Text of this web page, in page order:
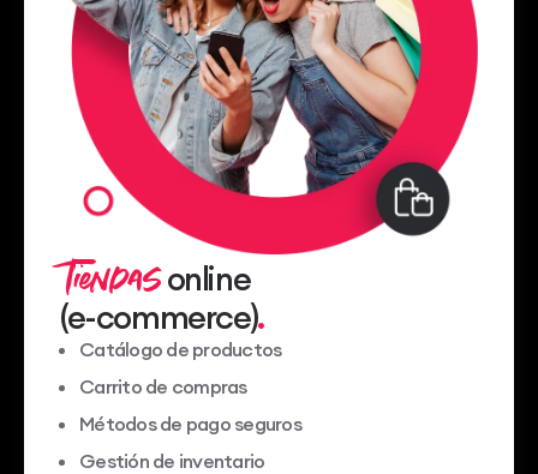
Tiendasonline
(e-commerce)
Catálogo de productos
Carrito de compras
Métodos de pago seguros
Gestión de inventario